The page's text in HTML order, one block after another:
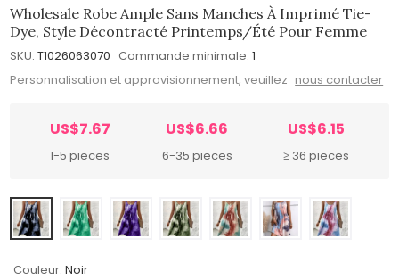
Wholesale Robe Ample Sans Manches À Imprimé Tie-
Dye, Style Décontracté Printemps/été Pour Femme
SKU: T1026063070 Commande minimale: 1
Personnalisation et approvisionnement, veuillez nous contacter
US$7.67
1-5 pieces
US$6.66
6-35 pieces
US$6.15
≥ 36 pieces
Couleur: Noir